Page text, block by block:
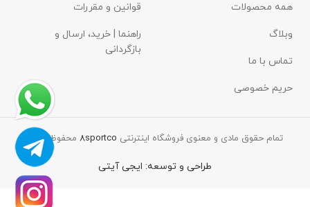
همه محصولات
وبلاگ
تماس با ما
حریم خصوصی
قوانین و مقررات
راهنما | خرید، ارسال و
بازگردانی
تمام حقوق مادی و معنوی فروشگاه اینترنتی 8sportcoمحفوظ است.
طراحی و توسعه: ایجی آیتی